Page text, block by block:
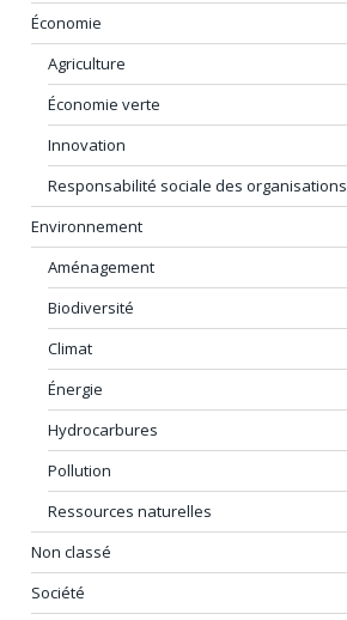
Économie
Agriculture
Économie verte
Innovation
Responsabilité sociale des organisations
Environnement
Aménagement
Biodiversité
Climat
Énergie
Hydrocarbures
Pollution
Ressources naturelles
Non classé
Société